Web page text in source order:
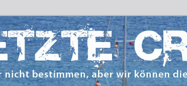
aber wir können die Segel richten.